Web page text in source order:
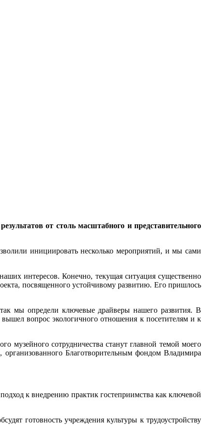
от столь масштабного и представительного
инициировать несколько мероприятий, и мы сами
интересов. Конечно, текущая ситуация существенно
посвященного устойчивому развитию. Его пришлось
мы определи ключевые драйверы нашего развития. В
вопрос экологичного отношения к посетителям и к
музейного сотрудничества станут главной темой моего
Благотворительным фондом Владимира
к внедрению практик гостеприимства как ключевой
готовность учреждения культуры к трудоустройству